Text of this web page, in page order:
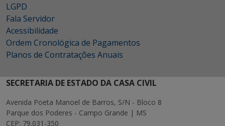
LGPD
Fala Servidor
Acessibilidade
Ordem Cronológica de Pagamentos
Planos de Contratações Anuais
SECRETARIA DE ESTADO DA CASA CIVIL
Avenida Poeta Manoel de Barros, S/N - Bloco 8
Parque dos Poderes - Campo Grande | MS
CEP: 79.031-350